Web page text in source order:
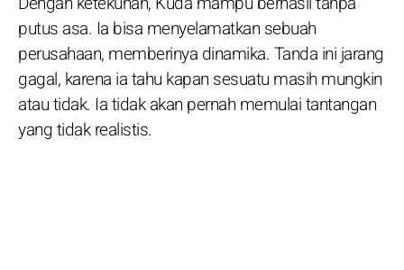
putus asa. Ia bisa menyelamatkan sebuah
perusahaan, memberinya dinamika. Tanda ini jarang
gagal, karena ia tahu kapan sesuatu masih mungkin
atau tidak. Ia tidak akan pernah memulai tantangan
yang tidak realistis.